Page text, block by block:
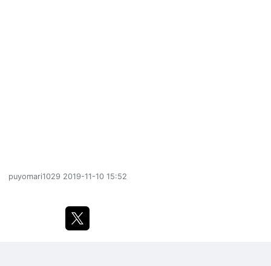
puyomari1029 2019-11-10 15:52